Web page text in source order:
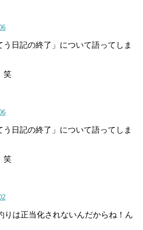
う日記の終了」について語ってしま
笑
う日記の終了」について語ってしま
笑
りは正当化されないんだからね！ん